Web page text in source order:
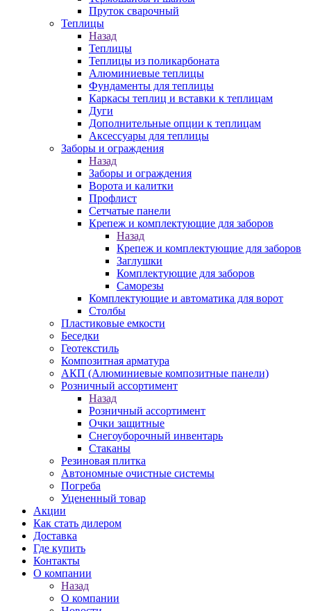
Пруток сварочный
Теплицы
Назад
Теплицы
Теплицы из поликарбоната
Алюминиевые теплицы
Фундаменты для теплицы
Каркасы теплиц и вставки к теплицам
Дуги
Дополнительные опции к теплицам
Аксессуары для теплицы
Заборы и ограждения
Назад
Заборы и ограждения
Ворота и калитки
Профлист
Сетчатые панели
Крепеж и комплектующие для заборов
Назад
Крепеж и комплектующие для заборов
Заглушки
Комплектующие для заборов
Саморезы
Комплектующие и автоматика для ворот
Столбы
Пластиковые емкости
Беседки
Геотекстиль
Композитная арматура
АКП (Алюминиевые композитные панели)
Розничный ассортимент
Назад
Розничный ассортимент
Очки защитные
Снегоуборочный инвентарь
Стаканы
Резиновая плитка
Автономные очистные системы
Погреба
Уцененный товар
Акции
Как стать дилером
Доставка
Где купить
Контакты
О компании
Назад
О компании